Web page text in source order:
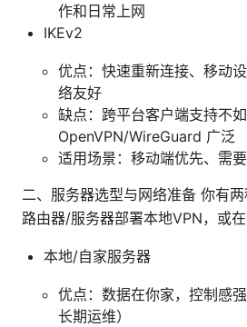
作和日常上网
IKEv2
优点：快速重新连接、移动
络友好
缺点：跨平台客户端支持不如
OpenVPN/WireGuard 广泛
适用场景：移动端优先、需
二、服务器选型与网络准备 你有
路由器/服务器部署本地VPN，或在
本地/自家服务器
优点：数据在你家，控制感
长期运维）